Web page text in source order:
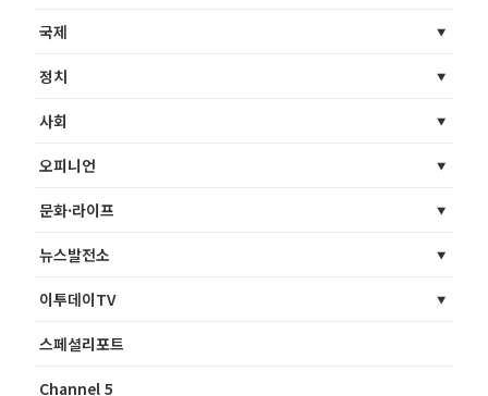
국제
정치
사회
오피니언
문화·라이프
뉴스발전소
이투데이TV
스페셜리포트
Channel 5